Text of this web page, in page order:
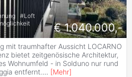
#Loft
€ 1.040.000,-
mit traumhafter Aussicht LOCARNO
bietet zeitgenösische Archi­tektur,
Wohnumfeld - in Soldu­no nur rund
entfernt.... [Mehr]